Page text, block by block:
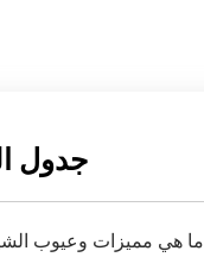
جدول
ما هي مميزات وعيوب